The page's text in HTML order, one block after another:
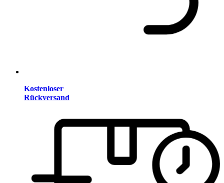
Kostenloser
Rückversand